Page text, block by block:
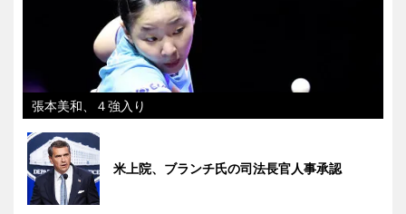
張本美和、４強入り
米上院、ブランチ氏の司法長官人事承認